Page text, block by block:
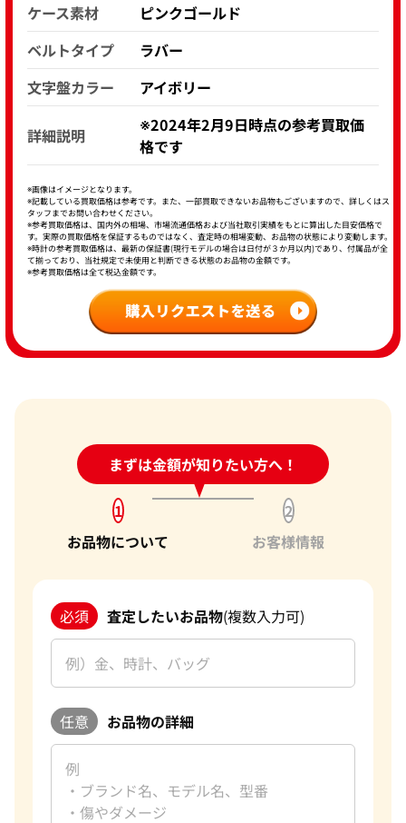
ケース素材
ピンクゴールド
ベルトタイプ
ラバー
文字盤カラー
アイボリー
詳細説明
※2024年2月9日時点の参考買取価
格です
※画像はイメージとなります。
※記載している買取価格は参考です。また、一部買取できないお品物もございますので、詳しくはス
タッフまでお問い合わせください。
※参考買取価格は、国内外の相場、市場流通価格および当社取引実績をもとに算出した目安価格で
す。実際の買取価格を保証するものではなく、査定時の相場変動、お品物の状態により変動します。
※時計の参考買取価格は、最新の保証書(現行モデルの場合は日付が３か月以内)であり、付属品が全
て揃っており、当社規定で未使用と判断できる状態のお品物の金額です。
※参考買取価格は全て税込金額です。
まずは金額が知りたい方へ！
24時間受付中!問い合わせフォーム
1
お品物について
2
お客様情報
必須 査定したいお品物(複数入力可)
任意 お品物の詳細